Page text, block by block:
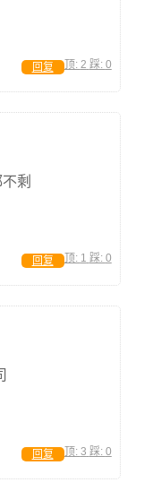
顶: 2 踩: 0
回复
剩
顶: 1 踩: 0
回复
顶: 3 踩: 0
回复